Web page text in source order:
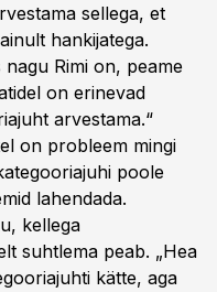
sellega, et
hankijatega.
Rimi on, peame
on erinevad
arvestama.“
on probleem mingi
poole
lahendada.
kellega
suhtlema peab. „Hea
kätte, aga